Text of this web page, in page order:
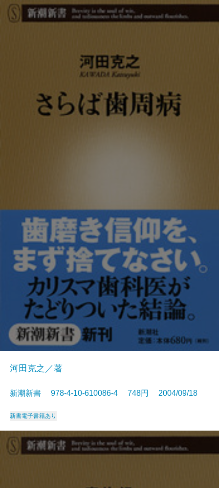
河田克之／著
新潮新書 978-4-10-610086-4 748円 2004/09/18
新書電子書籍あり